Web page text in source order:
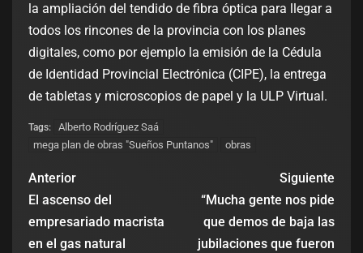
la ampliación del tendido de fibra óptica para llegar a
todos los rincones de la provincia con los planes
digitales, como por ejemplo la emisión de la Cédula
de Identidad Provincial Electrónica (CIPE), la entrega
de tabletas y microscopios de papel y la ULP Virtual.
Tags:
Alberto Rodríguez Saá
mega plan de obras "Sueños Puntanos"
obras
Anterior
El ascenso del
empresariado macrista
en el gas natural
Siguiente
“Mucha gente nos pide
que demos de baja las
jubilaciones que fueron